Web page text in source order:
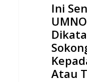
Ini
Atau